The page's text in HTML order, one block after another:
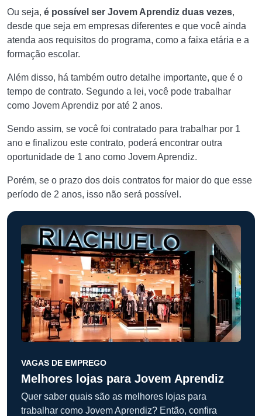
Ou seja, é possível ser Jovem Aprendiz duas vezes,
desde que seja em empresas diferentes e que você ainda
atenda aos requisitos do programa, como a faixa etária e a
formação escolar.
Além disso, há também outro detalhe importante, que é o
tempo de contrato. Segundo a lei, você pode trabalhar
como Jovem Aprendiz por até 2 anos.
Sendo assim, se você foi contratado para trabalhar por 1
ano e finalizou este contrato, poderá encontrar outra
oportunidade de 1 ano como Jovem Aprendiz.
Porém, se o prazo dos dois contratos for maior do que esse
período de 2 anos, isso não será possível.
VAGAS DE EMPREGO
Melhores lojas para Jovem Aprendiz
Quer saber quais são as melhores lojas para
trabalhar como Jovem Aprendiz? Então, confira